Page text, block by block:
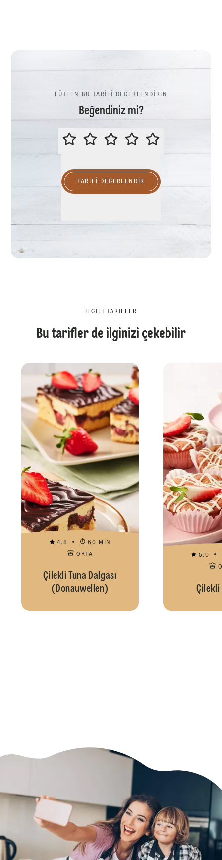
LÜTFEN BU TARİFİ DEĞERLENDİRİN
Beğendiniz mi?
LÜTFEN BU TARİFİ
TARIFI DEĞERLENDİR
İLGILI TARIFLER
Bu tarifler de ilginizi çekebilir
4.8
60 MIN
ORTA
Çilekli Tuna Dalgası
(Donauwellen)
5.0